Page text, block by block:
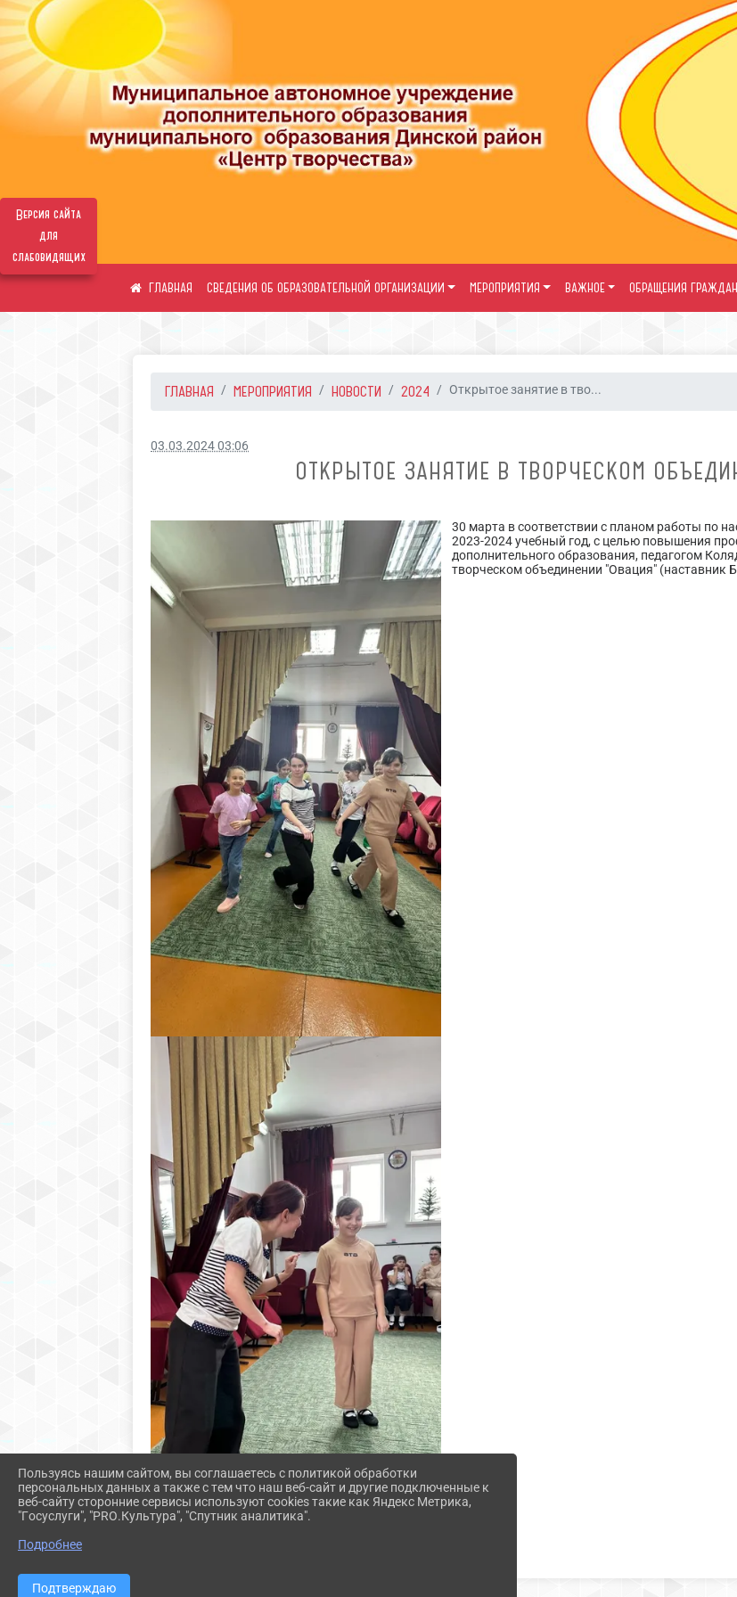
Версия сайта
для
слабовидящих
СВЕДЕНИЯ ОБ ОБРАЗОВАТЕЛЬНОЙ ОРГАНИЗАЦИИ МЕРОПРИЯТИЯ ВАЖНОЕ ОБРАЩЕНИЯ ГРАЖДАН
ГЛАВНАЯ МЕРОПРИЯТИЯ НОВОСТИ 2024 Открытое занятие в тво...
03.03.2024 03:06
ОТКРЫТОЕ ЗАНЯТИЕ В ТВОРЧЕСКОМ
30 марта в соответствии с планом работы по
2023-2024 учебный год, с целью повышения
дополнительного образования, педагогом
творческом объединении "Овация" (наставник
Пользуясь нашим сайтом, вы соглашаетесь с политикой обработки
персональных данных а также с тем что наш веб-сайт и другие подключенные к
веб-сайту сторонние сервисы используют cookies такие как Яндекс Метрика,
"Госуслуги", "PRO.Культура", "Спутник аналитика".
Подробнее
Подтверждаю